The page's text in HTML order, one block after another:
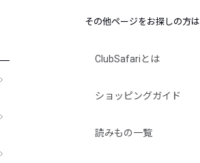
その他ページをお探しの方は
ClubSafariとは
ショッピングガイド
読みもの一覧